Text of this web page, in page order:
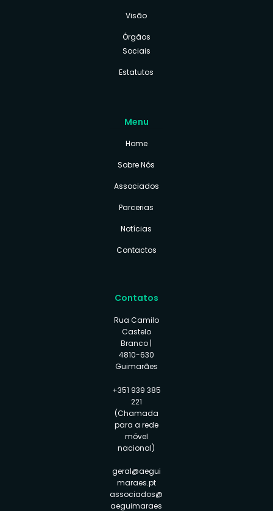
Visão
Órgãos
Sociais
Estatutos
Menu
Home
Sobre Nós
Associados
Parcerias
Notícias
Contactos
Contatos
Rua Camilo
Castelo
Branco |
4810-630
Guimarães
+351 939 385
221
(Chamada
para a rede
móvel
nacional)
geral@aegui
maraes.pt
associados@
aeguimaraes